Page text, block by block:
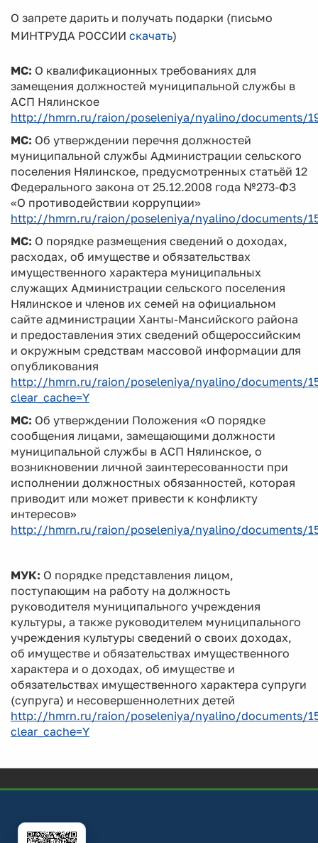
О запрете дарить и получать подарки (письмо
МИНТРУДА РОССИИ скачать)
МС: О квалификационных требованиях для
замещения должностей муниципальной службы в
АСП Нялинское
http://hmrn.ru/raion/poseleniya/nyalino/documents/
МС: Об утверждении перечня должностей
муниципальной службы Администрации сельского
поселения Нялинское, предусмотренных статьёй 12
Федерального закона от 25.12.2008 года №273-ФЗ
«О противодействии коррупции»
http://hmrn.ru/raion/poseleniya/nyalino/documents/
МС: О порядке размещения сведений о доходах,
расходах, об имуществе и обязательствах
имущественного характера муниципальных
служащих Администрации сельского поселения
Нялинское и членов их семей на официальном
сайте администрации Ханты-Мансийского района
и предоставления этих сведений общероссийским
и окружным средствам массовой информации для
опубликования
http://hmrn.ru/raion/poseleniya/nyalino/documents/
clear_cache=Y
МС: Об утверждении Положения «О порядке
сообщения лицами, замещающими должности
муниципальной службы в АСП Нялинское, о
возникновении личной заинтересованности при
исполнении должностных обязанностей, которая
приводит или может привести к конфликту
интересов»
http://hmrn.ru/raion/poseleniya/nyalino/documents/
МУК: О порядке представления лицом,
поступающим на работу на должность
руководителя муниципального учреждения
культуры, а также руководителем муниципального
учреждения культуры сведений о своих доходах,
об имуществе и обязательствах имущественного
характера и о доходах, об имуществе и
обязательствах имущественного характера супруги
(супруга) и несовершеннолетних детей
http://hmrn.ru/raion/poseleniya/nyalino/documents/
clear_cache=Y